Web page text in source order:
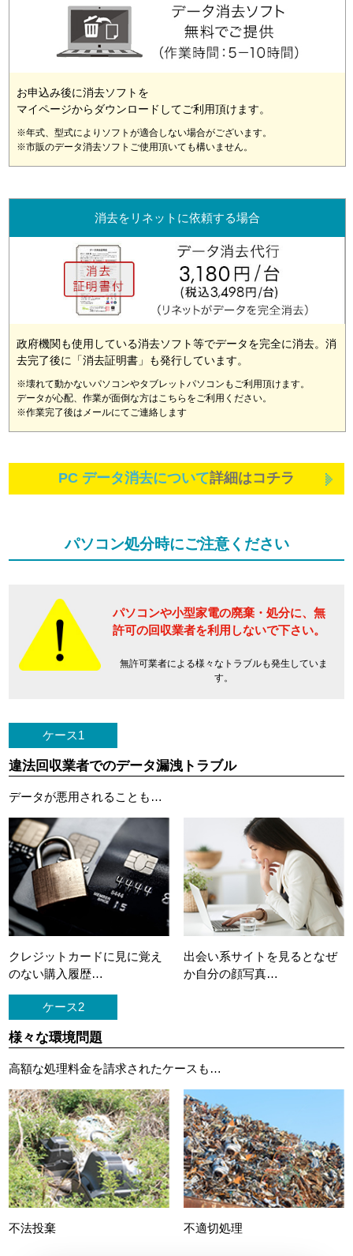
お申込み後に消去ソフトを
マイページからダウンロードしてご利用頂けます。
※年式、型式によりソフトが適合しない場合がございます。
※市販のデータ消去ソフトご使用頂いても構いません。
消去をリネットに依頼する場合
政府機関も使用している消去ソフト等でデータを完全に消去。消
去完了後に「消去証明書」も発行しています。
※壊れて動かないパソコンやタブレットパソコンもご利用頂けます。
データが心配、作業が面倒な方はこちらをご利用ください。
※作業完了後はメールにてご連絡します
PC データ消去について詳細はコチラ
パソコン処分時にご注意ください
パソコンや小型家電の廃棄・処分に、 無
許可の回収業者を利用しないで下さい。
無許可業者による様々なトラブルも発生していま
す。
ケース1
違法回収業者でのデータ漏洩トラブル
データが悪用されることも…
クレジットカードに 見に覚え
のない購入履歴…
出会い系サイトを見ると なぜ
か自分の顔写真…
ケース2
様々な環境問題
高額な処理料金を請求されたケースも…
不法投棄 不適切処理